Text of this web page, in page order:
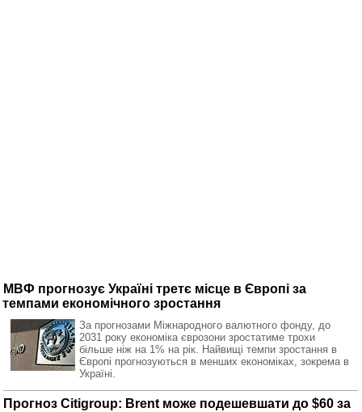
МВФ прогнозує Україні третє місце в Європі за
темпами економічного зростання
За прогнозами Міжнародного валютного фонду, до
2031 року економіка єврозони зростатиме трохи
більше ніж на 1% на рік. Найвищі темпи зростання в
Європі прогнозуються в менших економіках, зокрема в
Україні.
Прогноз Citigroup: Brent може подешевшати до $60 за